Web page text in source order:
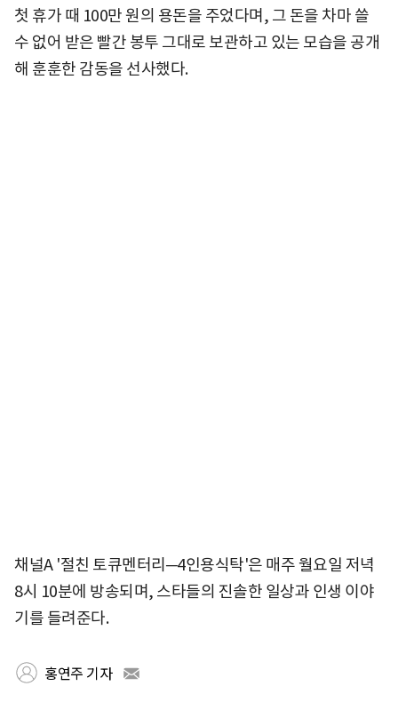
첫 휴가 때 100만 원의 용돈을 주었다며, 그 돈을 차마 쓸
수 없어 받은 빨간 봉투 그대로 보관하고 있는 모습을 공개
해 훈훈한 감동을 선사했다.
채널A '절친 토큐멘터리─4인용식탁'은 매주 월요일 저녁
8시 10분에 방송되며, 스타들의 진솔한 일상과 인생 이야
기를 들려준다.
홍연주 기자